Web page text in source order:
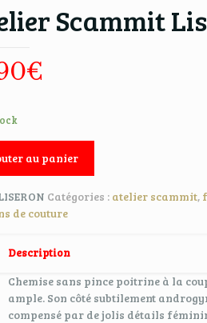
Scammit
€
au panier
Catégories : atelier scammit,
de couture
Description
Chemise sans pince poitrine à la
ample. Son côté subtilement
compensé par de jolis détails